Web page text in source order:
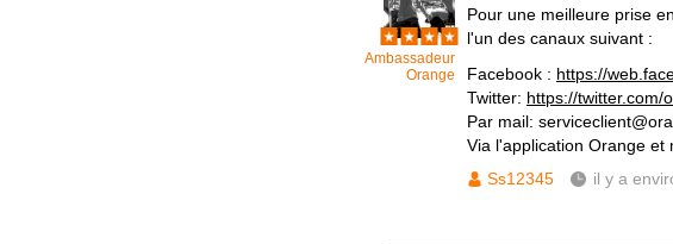
Ambassadeur
Orange
Pour une meilleure prise
l'un des canaux suivant :
Facebook : https://
Twitter: https://twitter.com/
Par mail:
Via l'application Orange et
Ss12345
il y a